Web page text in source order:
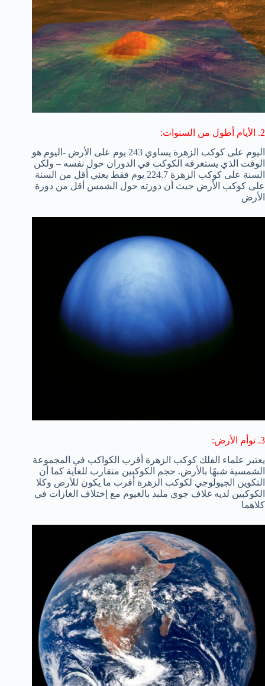
2. الأيام أطول من السنوات:
اليوم على كوكب الزهرة يساوي 243 يوم على الأرض -اليوم هو
الوقت الذي يستغرقه الكوكب في الدوران حول نفسه – ولكن
السنة على كوكب الزهرة 224.7 يوم فقط يعني أقل من السنة
على كوكب الأرض حيث أن دورته حول الشمس أقل من دورة
الأرض
3. توأم الأرض:
يعتبر علماء الفلك كوكب الزهرة أقرب الكواكب في المجموعة
الشمسية شبهًا بالأرض. حجم الكوكبين متقارب للغاية كما أن
التكوين الجيولوجي لكوكب الزهرة أقرب ما يكون للأرض وكلا
الكوكبين لديه غلاف جوي ملبد بالغيوم مع إختلاف الغازات في
كلاهما